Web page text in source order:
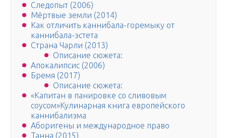
Следопыт (2006)
Мёртвые земли (2014)
Как отличить каннибала-горемыку от
каннибала-эстета
Страна Чарли (2013)
Описание сюжета:
Апокалипсис (2006)
Бремя (2017)
Описание сюжета:
«Капитан в панировке со сливовым
соусом»Кулинарная книга европейского
каннибализма
Аборигены и международное право
Танна (2015)